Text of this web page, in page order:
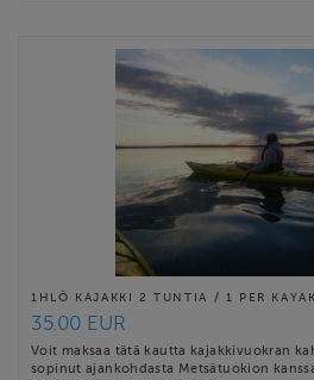
1HLÖ KAJAKKI 2 TUNTIA / 1 PER
35.00 EUR
Voit maksaa tätä kautta kajakkivuokran
sopinut ajankohdasta Metsätuokion